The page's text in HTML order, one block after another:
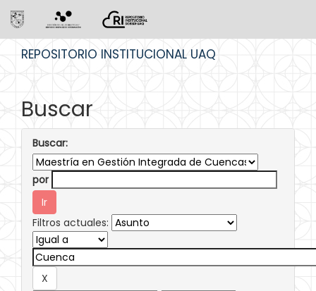
REPOSITORIO INSTITUCIONAL UAQ
Buscar
Buscar:
por
Filtros actuales: